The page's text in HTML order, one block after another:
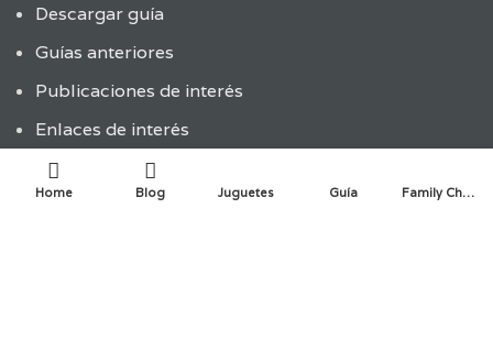
Descargar guía
Guías anteriores
Publicaciones de interés
Enlaces de interés
Política de privacidad y cookies
Home Blog Juguetes Guía Family Choice